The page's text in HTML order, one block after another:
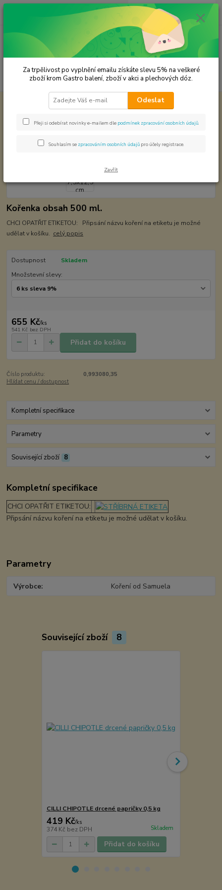
Menu
Hledat
ks
za 0,00 Kč
Plechové dózy - kořenky Dóza plech 7,5x12,5 cm
Dóza plech 7,5x12,5 cm
Kořenka obsah 500 ml.
CHCI OPATŘIT ETIKETOU: Připsání názvu koření na etiketu je možné
udělat v košíku. celý popis
Dostupnost
Skladem
Množstevní slevy:
655 Kč/ks
541 Kč bez DPH
Přidat do košíku
Číslo produktu:
0,993080,35
Hlídat cenu / dostupnost
Kompletní specifikace
Parametry
Související zboží 8
Kompletní specifikace
CHCI OPATŘIT ETIKETOU:
Připsání názvu koření na etiketu je možné udělat v košíku.
Parametry
Výrobce Koření od Samuela
Související zboží 8
CILLI CHIPOTLE drcené papričky 0,5 kg
419 Kč/ks
374 Kč bez DPH Skladem
Přidat do košíku
Za trpělivost po vyplnění emailu získáte slevu 5% na veškeré
zboží krom Gastro balení, zboží v akci a plechových dóz.
Odeslat
Přeji si odebírat novinky e-mailem dle podmínek zpracování osobních údajů
Souhlasím se zpracováním osobních údajů pro účely registrace.
Zavřít